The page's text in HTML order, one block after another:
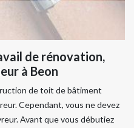
de rénovation,
à Beon
de toit de bâtiment
Cependant, vous ne devez
Avant que vous débutiez